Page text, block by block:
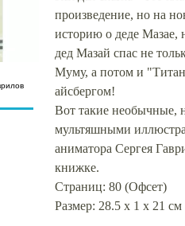
произведение, но на
историю о деде Мазае,
дед Мазай спас не
Муму, а потом и
айсбергом!
Вот такие необычные,
мультяшными
аниматора Сергея
книжке.
Страниц: 80 (Офсет)
Размер: 28.5 х 1 х 21 см